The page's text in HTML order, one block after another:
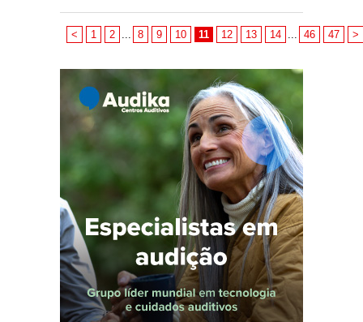
< 1 2 8 9 10 11 12 13 14 46 47 >